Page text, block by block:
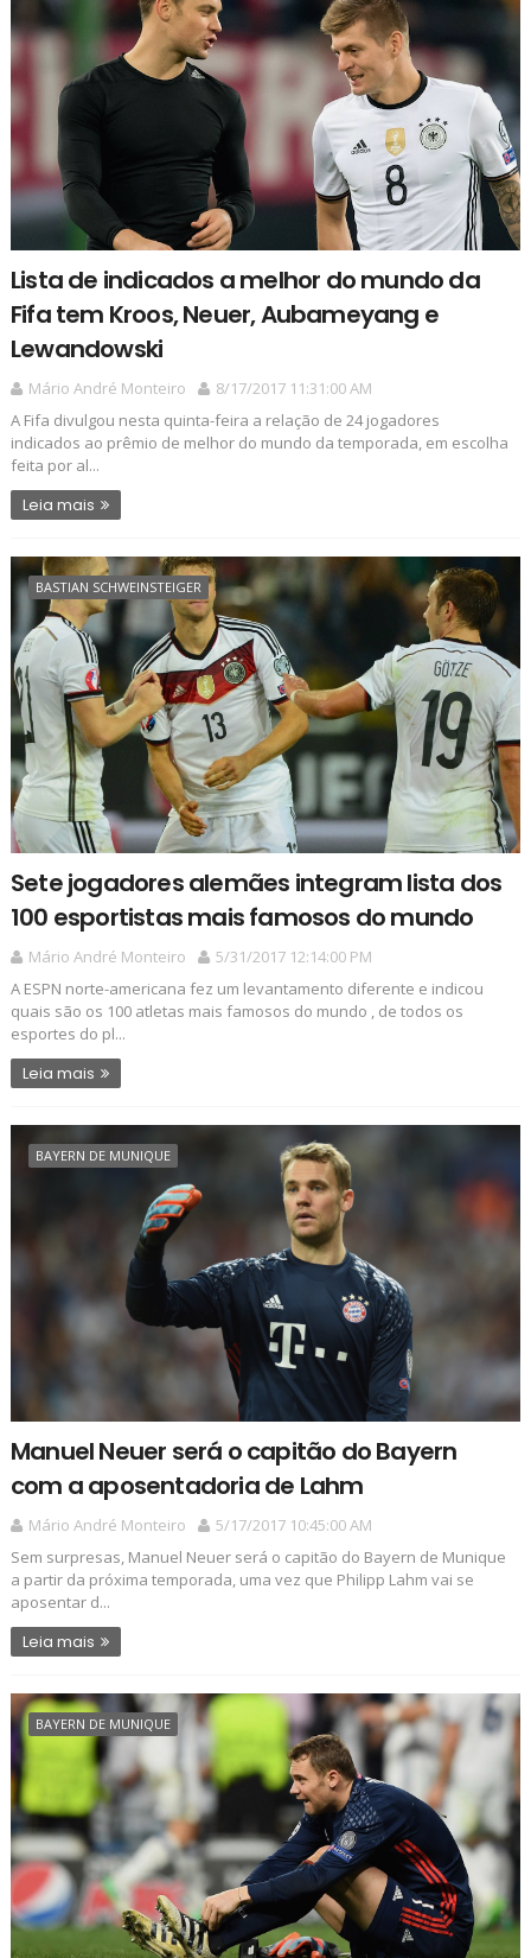
Lista de indicados a melhor do mundo da
Fifa tem Kroos, Neuer, Aubameyang e
Lewandowski
Mário André Monteiro
8/17/2017 11:31:00 AM
A Fifa divulgou nesta quinta-feira a relação de 24 jogadores
indicados ao prêmio de melhor do mundo da temporada, em escolha
feita por al...
Leia mais
BASTIAN SCHWEINSTEIGER
Sete jogadores alemães integram lista dos
100 esportistas mais famosos do mundo
Mário André Monteiro
5/31/2017 12:14:00 PM
A ESPN norte-americana fez um levantamento diferente e indicou
quais são os 100 atletas mais famosos do mundo , de todos os
esportes do pl...
Leia mais
BAYERN DE MUNIQUE
Manuel Neuer será o capitão do Bayern
com a aposentadoria de Lahm
Mário André Monteiro
5/17/2017 10:45:00 AM
Sem surpresas, Manuel Neuer será o capitão do Bayern de Munique
a partir da próxima temporada, uma vez que Philipp Lahm vai se
aposentar d...
Leia mais
BAYERN DE MUNIQUE